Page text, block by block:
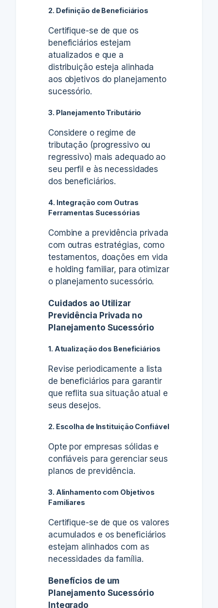
2. Definição de Beneficiários
Certifique-se de que os
beneficiários estejam
atualizados e que a
distribuição esteja alinhada
aos objetivos do planejamento
sucessório.
3. Planejamento Tributário
Considere o regime de
tributação (progressivo ou
regressivo) mais adequado ao
seu perfil e às necessidades
dos beneficiários.
4. Integração com Outras
Ferramentas Sucessórias
Combine a previdência privada
com outras estratégias, como
testamentos, doações em vida
e holding familiar, para otimizar
o planejamento sucessório.
Cuidados ao Utilizar
Previdência Privada no
Planejamento Sucessório
1. Atualização dos Beneficiários
Revise periodicamente a lista
de beneficiários para garantir
que reflita sua situação atual e
seus desejos.
2. Escolha de Instituição Confiável
Opte por empresas sólidas e
confiáveis para gerenciar seus
planos de previdência.
3. Alinhamento com Objetivos
Familiares
Certifique-se de que os valores
acumulados e os beneficiários
estejam alinhados com as
necessidades da família.
Benefícios de um
Planejamento Sucessório
Integrado